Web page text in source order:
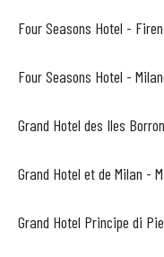
Four Seasons Hotel -
Four Seasons Hotel -
Grand Hotel des Iles
Grand Hotel et de Milan -
Grand Hotel Principe di